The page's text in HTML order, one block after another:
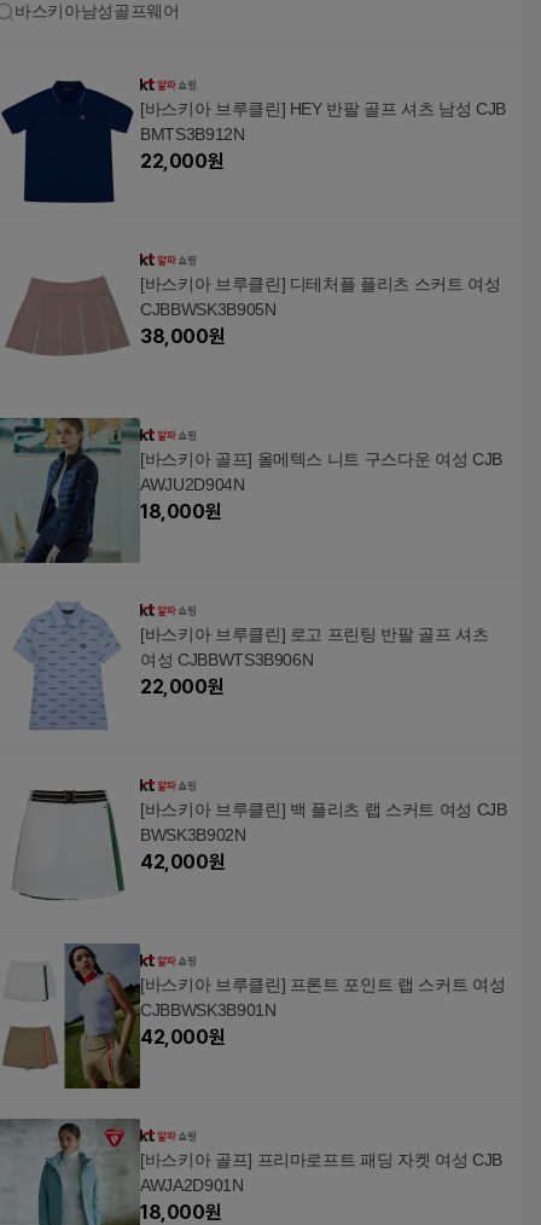
바스키아남성골프웨어
[바스키아 브루클린] HEY 반팔 골프 셔츠 남성 CJB
BMTS3B912N
22,000원
[바스키아 브루클린] 디테처플 플리츠 스커트 여성
CJBBWSK3B905N
38,000원
[바스키아 골프] 올메텍스 니트 구스다운 여성 CJB
AWJU2D904N
18,000원
[바스키아 브루클린] 로고 프린팅 반팔 골프 셔츠
여성 CJBBWTS3B906N
22,000원
[바스키아 브루클린] 백 플리츠 랩 스커트 여성 CJB
BWSK3B902N
42,000원
[바스키아 브루클린] 프론트 포인트 랩 스커트 여성
CJBBWSK3B901N
42,000원
[바스키아 골프] 프리마로프트 패딩 자켓 여성 CJB
AWJA2D901N
18,000원